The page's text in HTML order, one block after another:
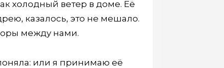
холодный ветер в доме. Её
казалось, это не мешало.
между нами.
или я принимаю её